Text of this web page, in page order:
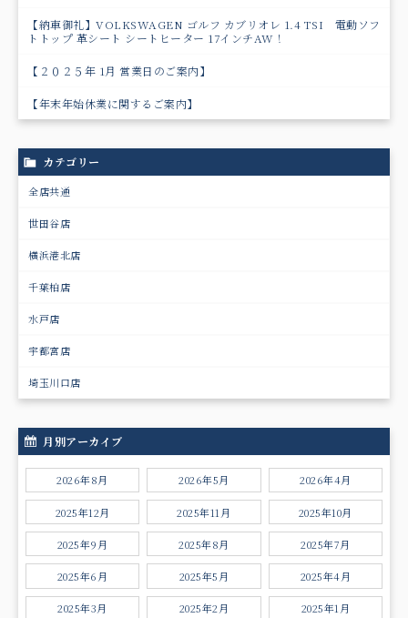
【納車御礼】VOLKSWAGEN ゴルフ カブリオレ 1.4 TSI 電動ソフ
トトップ 革シート シートヒーター 17インチAW！
【２０２５年 1月 営業日のご案内】
【年末年始休業に関するご案内】
カテゴリー
全店共通
世田谷店
横浜港北店
千葉柏店
水戸店
宇都宮店
埼玉川口店
月別アーカイブ
2026年8月 2026年5月 2026年4月
2025年12月 2025年11月 2025年10月
2025年9月 2025年8月 2025年7月
2025年6月 2025年5月 2025年4月
2025年3月 2025年2月 2025年1月